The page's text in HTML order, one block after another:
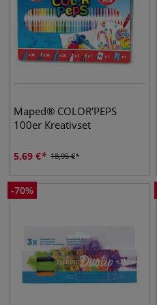
Maped® COLOR'PEPS
100er Kreativset
5,69 € 18,95€
-70%